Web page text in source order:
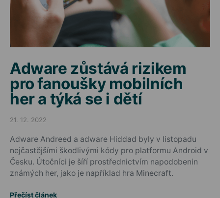
Adware zůstává rizikem
pro fanoušky mobilních
her a týká se i dětí
Posted on
21. 12. 2022
Adware Andreed a adware Hiddad byly v listopadu
nejčastějšími škodlivými kódy pro platformu Android v
Česku. Útočníci je šíří prostřednictvím napodobenin
známých her, jako je například hra Minecraft.
Přečíst článek